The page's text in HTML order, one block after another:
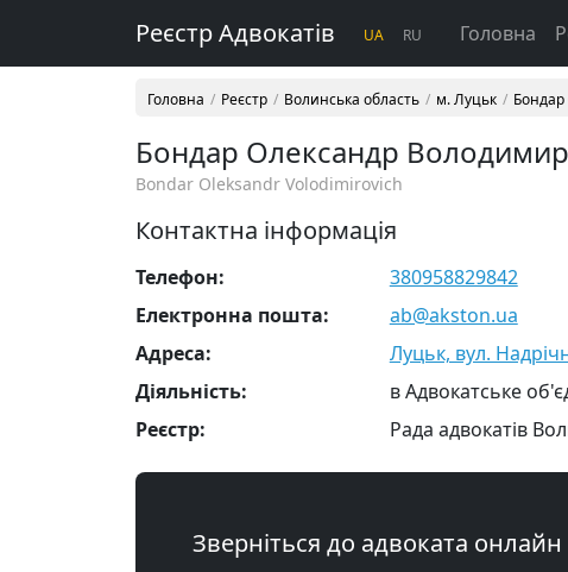
Реєстр Адвокатів UA RU Головна
Головна Реєстр Волинська область м. Луцьк
Бондар Олександр
Bondar Oleksandr Volodimirovich
Контактна інформація
Телефон:
380958829842
Електронна пошта:
ab@akston.ua
Адреса:
Луцьк, вул.
Діяльність:
в Адвокатське
Реєстр:
Рада адвокатів
Зверніться до адвоката онлайн